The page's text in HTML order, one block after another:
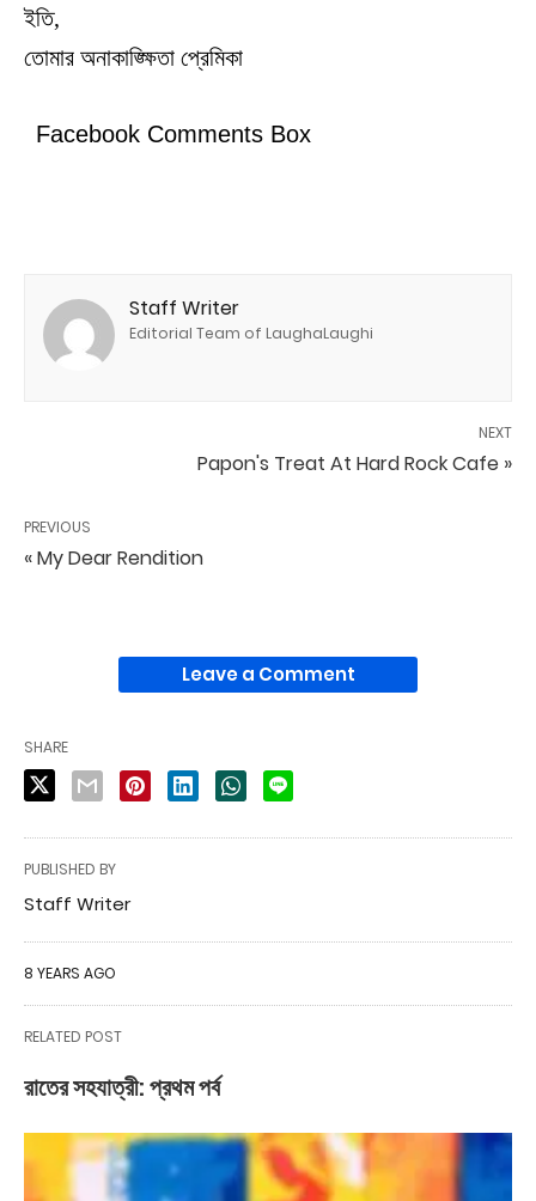
ইতি,
তোমার অনাকাঙ্ক্ষিতা প্রেমিকা
Facebook Comments Box
Staff Writer
Editorial Team of LaughaLaughi
NEXT
Papon's Treat At Hard Rock Cafe »
PREVIOUS
« My Dear Rendition
Leave a Comment
SHARE
PUBLISHED BY
Staff Writer
8 YEARS AGO
RELATED POST
রাতের সহযাত্রী: প্রথম পর্ব